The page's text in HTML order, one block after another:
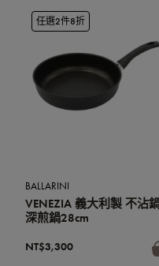
任選2件8折
BALLARINI
VENEZIA 義大利製 不沾
深煎鍋28cm
NT$3,300